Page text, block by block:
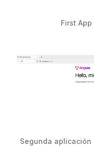
First
Segunda